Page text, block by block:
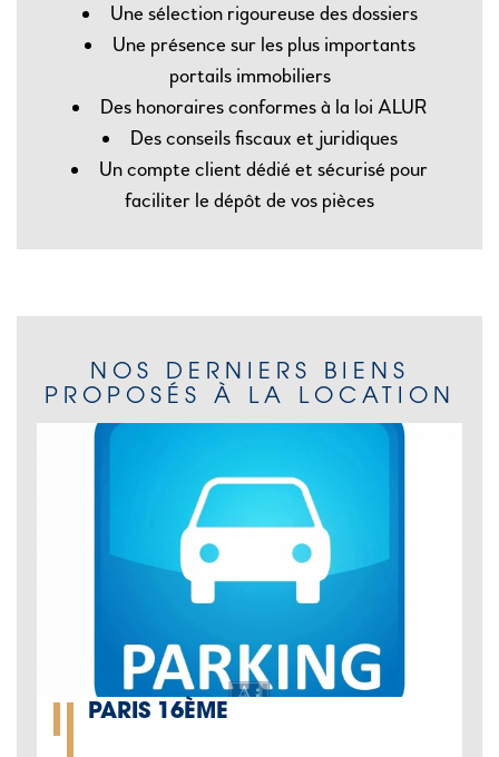
Une sélection rigoureuse des dossiers
Une présence sur les plus importants
portails immobiliers
Des honoraires conformes à la loi ALUR
Des conseils fiscaux et juridiques
Un compte client dédié et sécurisé pour
faciliter le dépôt de vos pièces
NOS DERNIERS BIENS
PROPOSÉS À LA LOCATION
PARIS 16ÈME